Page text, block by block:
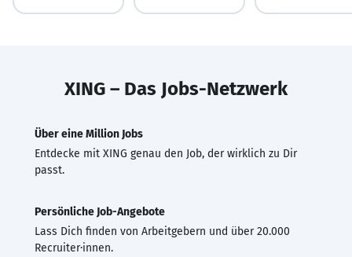
XING – Das Jobs-Netzwerk
Über eine Million Jobs
Entdecke mit XING genau den Job, der wirklich zu Dir
passt.
Persönliche Job-Angebote
Lass Dich finden von Arbeitgebern und über 20.000
Recruiter·innen.